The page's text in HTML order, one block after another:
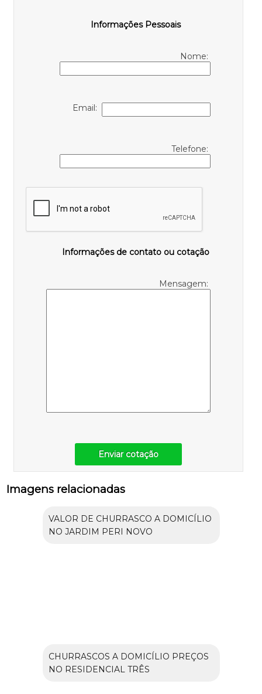
Informações Pessoais
Nome:
Email:
Telefone:
Informações de contato ou cotação
Mensagem:
Enviar cotação
Imagens relacionadas
VALOR DE CHURRASCO A DOMICÍLIO
NO JARDIM PERI NOVO
CHURRASCOS A DOMICÍLIO PREÇOS
NO RESIDENCIAL TRÊS